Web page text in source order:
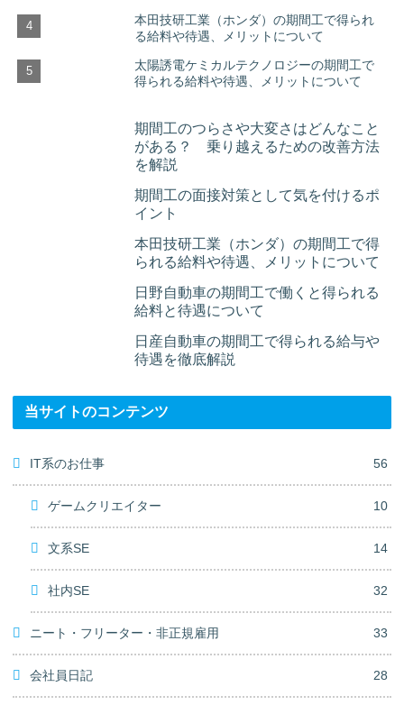
本田技研工業（ホンダ）の期間工で得られ
る給料や待遇、メリットについて
太陽誘電ケミカルテクノロジーの期間工で
得られる給料や待遇、メリットについて
期間工のつらさや大変さはどんなこと
がある？ 乗り越えるための改善方法
を解説
期間工の面接対策として気を付けるポ
イント
本田技研工業（ホンダ）の期間工で得
られる給料や待遇、メリットについて
日野自動車の期間工で働くと得られる
給料と待遇について
日産自動車の期間工で得られる給与や
待遇を徹底解説
当サイトのコンテンツ
IT系のお仕事 56
ゲームクリエイター 10
文系SE 14
社内SE 32
ニート・フリーター・非正規雇用 33
会社員日記 28